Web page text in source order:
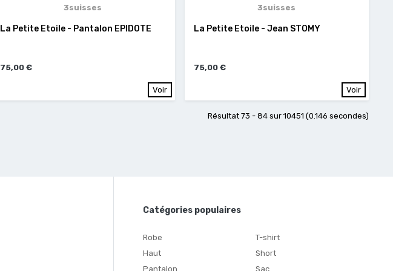
3suisses
La Petite Etoile - Pantalon EPIDOTE
75,00 €
Voir
3suisses
La Petite Etoile - Jean STOMY
75,00 €
Voir
Résultat 73 - 84 sur 10451 (0.146 secondes)
Catégories populaires
Robe
Haut
Pantalon
T-shirt
Short
Sac